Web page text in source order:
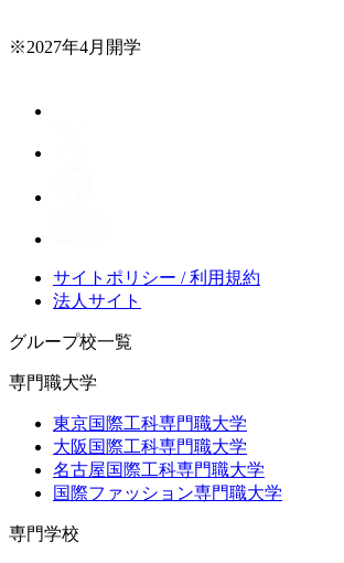
※2027年4月開学
サイトポリシー / 利用規約
法人サイト
グループ校一覧
専門職大学
東京国際工科専門職大学
大阪国際工科専門職大学
名古屋国際工科専門職大学
国際ファッション専門職大学
専門学校